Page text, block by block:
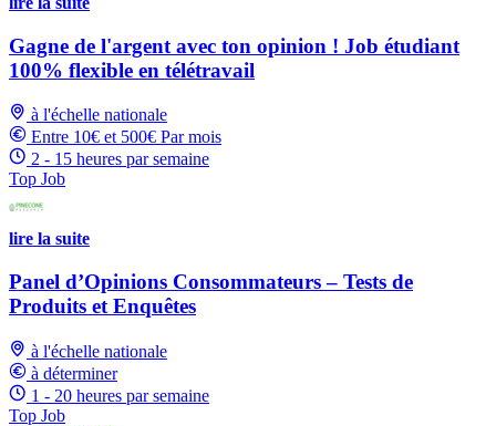
Gagne de l'argent avec ton opinion ! Job étudiant
100% flexible en télétravail
à l'échelle nationale
Entre 10€ et 500€ Par mois
2 - 15 heures par semaine
Top Job
lire la suite
Panel d’Opinions Consommateurs – Tests de
Produits et Enquêtes
à l'échelle nationale
à déterminer
1 - 20 heures par semaine
Top Job